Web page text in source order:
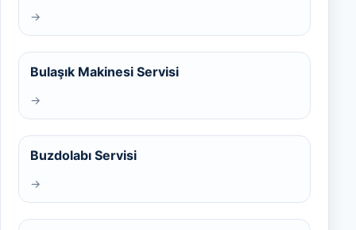
→
Bulaşık Makinesi Servisi
→
Buzdolabı Servisi
→